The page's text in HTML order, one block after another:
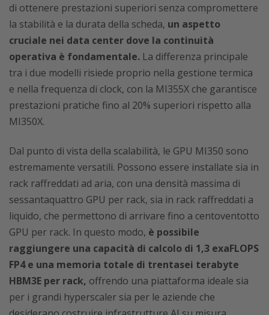
di ottenere prestazioni superiori senza compromettere
la stabilità e la durata della scheda, un aspetto
cruciale nei data center dove la continuità
operativa è fondamentale. La differenza principale
tra i due modelli risiede proprio nella gestione termica
e nella frequenza di clock, con la MI355X che garantisce
prestazioni pratiche fino al 20% superiori rispetto alla
MI350X.
Dal punto di vista della scalabilità, le GPU MI350 sono
estremamente versatili. Possono essere installate sia in
rack raffreddati ad aria, con una densità massima di
sessantaquattro GPU per rack, sia in rack raffreddati a
liquido, che permettono di arrivare fino a centoventotto
GPU per rack. In questo modo, è possibile
raggiungere una capacità di calcolo di 1,3 exaFLOPS
FP4 e una memoria totale di trentasei terabyte
HBM3E per rack, offrendo una piattaforma ideale sia
per i grandi hyperscaler sia per le aziende che